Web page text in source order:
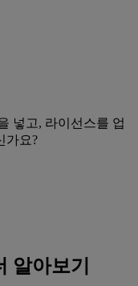
넣고, 라이선스를 업
가요?
알아보기